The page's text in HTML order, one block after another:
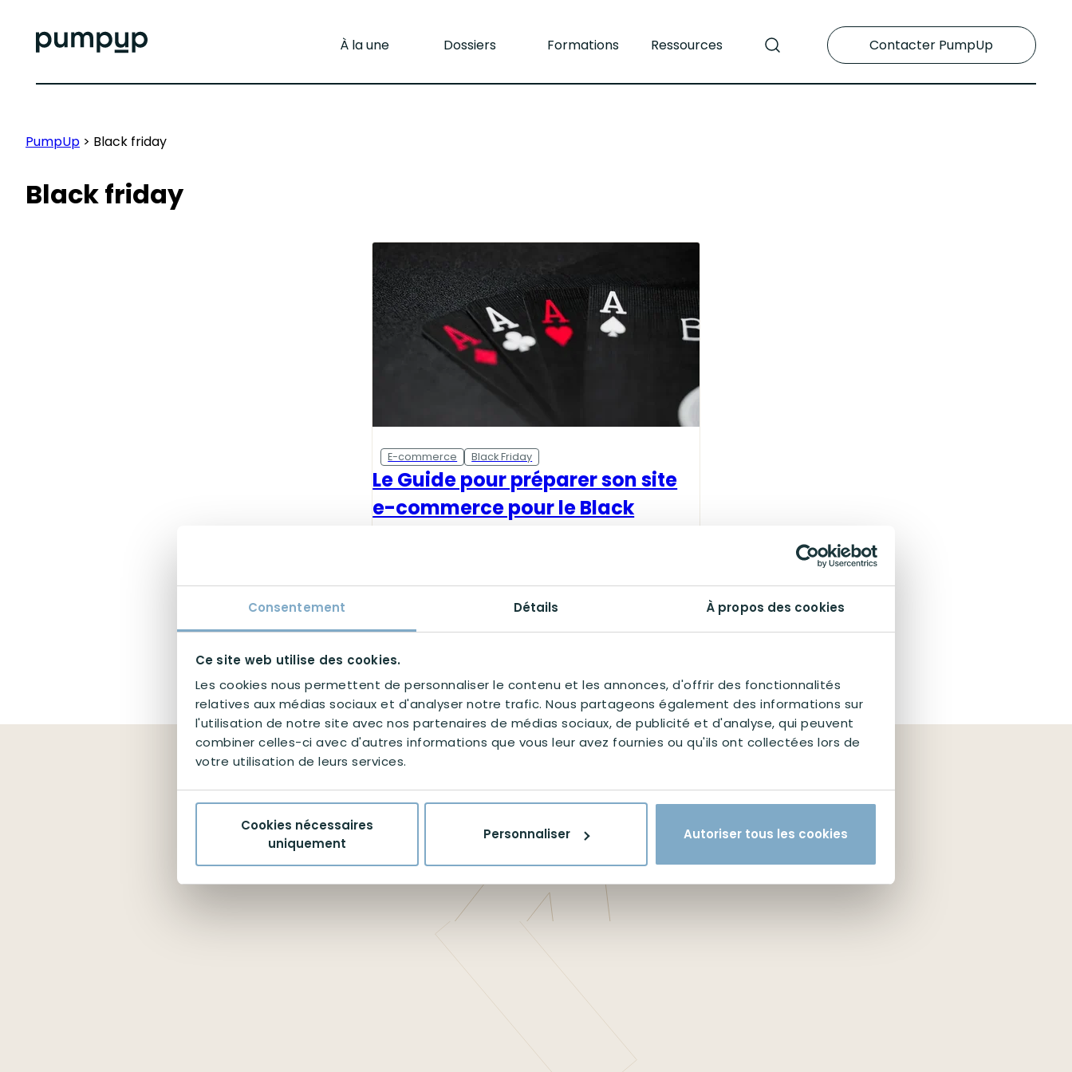
Consentement Détails À propos des cookies
Ce site web utilise des cookies.
Les cookies nous permettent de personnaliser le contenu et les annonces, d'offrir des fonctionnalités
relatives aux médias sociaux et d'analyser notre trafic. Nous partageons également des informations sur
l'utilisation de notre site avec nos partenaires de médias sociaux, de publicité et d'analyse, qui peuvent
combiner celles-ci avec d'autres informations que vous leur avez fournies ou qu'ils ont collectées lors de
votre utilisation de leurs services.
Cookies nécessaires
uniquement
Personnaliser Autoriser tous les cookies
À la une Dossiers Formations Ressources Contacter PumpUp
PumpUp > Black friday
Black friday
E-commerce Black Friday
Le Guide pour préparer son site
e-commerce pour le Black
novembre 2025. Toutefois, les e-commerçants
5 minutes de lecture